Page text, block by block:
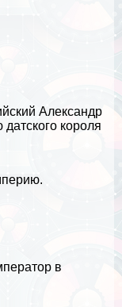
Александр
короля
в